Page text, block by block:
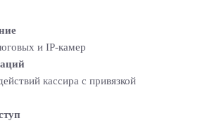
и IP-камер
кассира с привязкой